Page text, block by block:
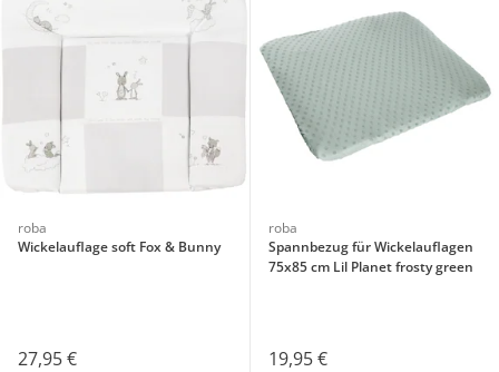
roba
Wickelauflage soft Fox & Bunny
27,95 €
roba
Spannbezug für Wickelauflagen
75x85 cm Lil Planet frosty green
19,95 €